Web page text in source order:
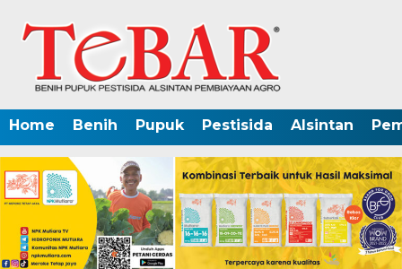
Home Benih Pupuk Pestisida Alsintan